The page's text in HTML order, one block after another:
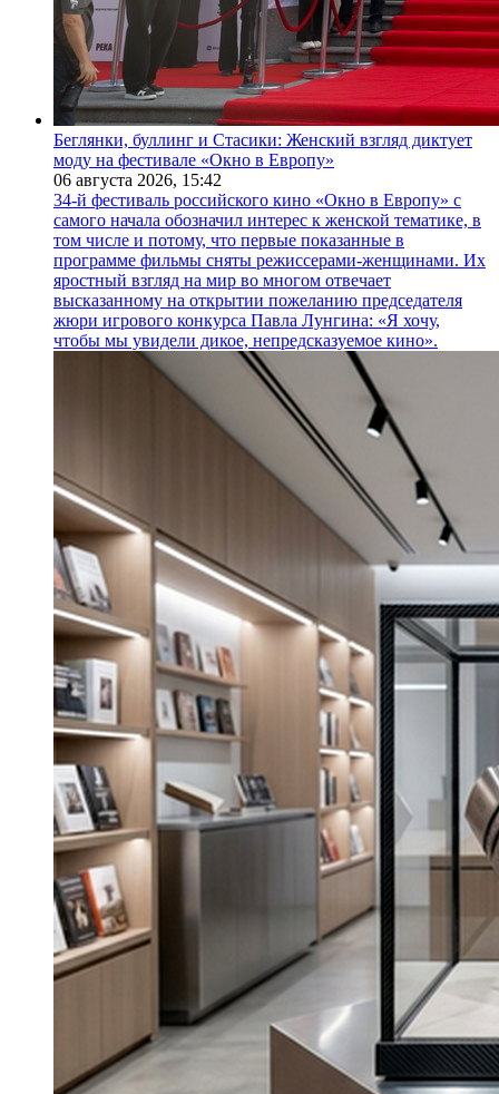
Беглянки, буллинг и Стасики: Женский взгляд диктует
моду на фестивале «Окно в Европу»
06 августа 2026, 15:42
34-й фестиваль российского кино «Окно в Европу» с
самого начала обозначил интерес к женской тематике, в
том числе и потому, что первые показанные в
программе фильмы сняты режиссерами-женщинами. Их
яростный взгляд на мир во многом отвечает
высказанному на открытии пожеланию председателя
жюри игрового конкурса Павла Лунгина: «Я хочу,
чтобы мы увидели дикое, непредсказуемое кино».